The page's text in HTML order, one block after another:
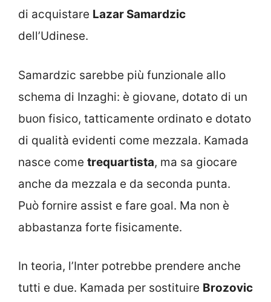
di acquistare Lazar Samardzic
dell’Udinese.
Samardzic sarebbe più funzionale allo
schema di Inzaghi: è giovane, dotato di un
buon fisico, tatticamente ordinato e dotato
di qualità evidenti come mezzala. Kamada
nasce come trequartista, ma sa giocare
anche da mezzala e da seconda punta.
Può fornire assist e fare goal. Ma non è
abbastanza forte fisicamente.
In teoria, l’Inter potrebbe prendere anche
tutti e due. Kamada per sostituire Brozovic